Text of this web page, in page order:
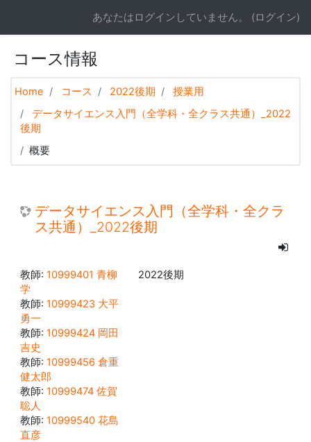
あなたはログインしていません。 (ログイン)
コース情報
Home コース 2022後期
授業用
データサイエンス入門（全学科・全クラス共通）_2022
後期
概要
データサイエンス入門（全学科・全クラ
ス共通）_2022後期
2022後期
教師: 10999401 青柳
学
教師: 10999423 大平
勇一
教師: 10999424 岡田
吉史
教師: 10999456 倉重
健太郎
教師: 10999474 佐賀
聡人
教師: 10999540 花島
直彦